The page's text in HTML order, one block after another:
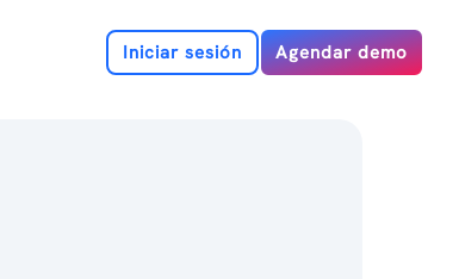
Iniciar sesión Agendar demo